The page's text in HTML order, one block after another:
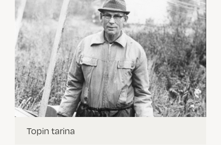
Topin tarina